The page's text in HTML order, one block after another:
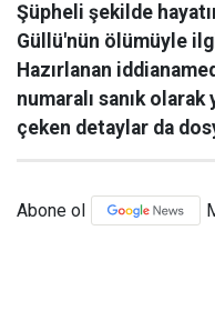
Şüpheli şekilde
Güllü'nün ölümüyle
Hazırlanan
numaralı sanık
çeken detaylar da
Abone ol